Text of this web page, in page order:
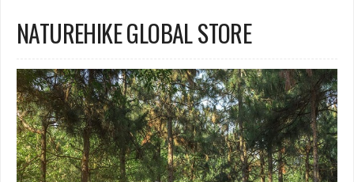
NATUREHIKE GLOBAL STORE